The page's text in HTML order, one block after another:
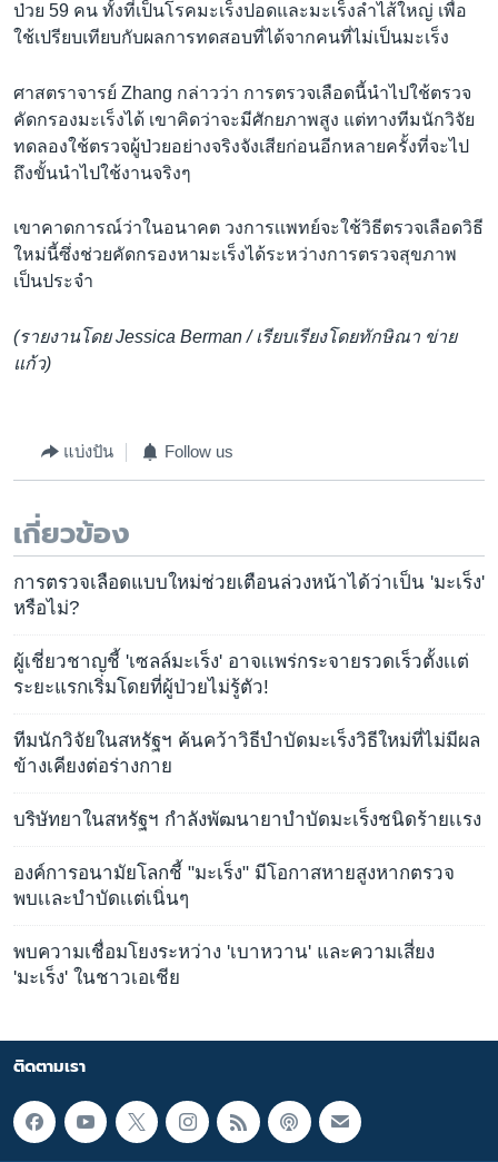
ป่วย 59 คน ทั้งที่เป็นโรคมะเร็งปอดและมะเร็งลำไส้ใหญ่ เพื่อ
ใช้เปรียบเทียบกับผลการทดสอบที่ได้จากคนที่ไม่เป็นมะเร็ง
ศาสตราจารย์ Zhang กล่าวว่า การตรวจเลือดนี้นำไปใช้ตรวจ
คัดกรองมะเร็งได้ เขาคิดว่าจะมีศักยภาพสูง แต่ทางทีมนักวิจัย
ทดลองใช้ตรวจผู้ป่วยอย่างจริงจังเสียก่อนอีกหลายครั้งที่จะไป
ถึงขั้นนำไปใช้งานจริงๆ
เขาคาดการณ์ว่าในอนาคต วงการเเพทย์จะใช้วิธีตรวจเลือดวิธี
ใหม่นี้ซึ่งช่วยคัดกรองหามะเร็งได้ระหว่างการตรวจสุขภาพ
เป็นประจำ
(รายงานโดย Jessica Berman / เรียบเรียงโดยทักษิณา ข่าย
แก้ว)
แบ่งปัน Follow us
เกี่ยวข้อง
การตรวจเลือดแบบใหม่ช่วยเตือนล่วงหน้าได้ว่าเป็น 'มะเร็ง'
หรือไม่?
ผู้เชี่ยวชาญชี้ 'เซลล์มะเร็ง' อาจเเพร่กระจายรวดเร็วตั้งเเต่
ระยะแรกเริ่มโดยที่ผู้ป่วยไม่รู้ตัว!
ทีมนักวิจัยในสหรัฐฯ ค้นคว้าวิธีบำบัดมะเร็งวิธีใหม่ที่ไม่มีผล
ข้างเคียงต่อร่างกาย
บริษัทยาในสหรัฐฯ กำลังพัฒนายาบำบัดมะเร็งชนิดร้ายเเรง
องค์การอนามัยโลกชี้ "มะเร็ง" มีโอกาสหายสูงหากตรวจ
พบเเละบำบัดเเต่เนิ่นๆ
พบความเชื่อมโยงระหว่าง 'เบาหวาน' และความเสี่ยง
'มะเร็ง' ในชาวเอเชีย
ติดตามเรา